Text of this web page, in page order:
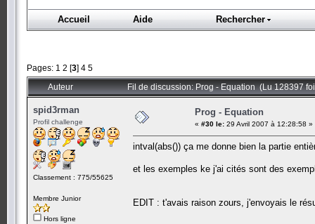
Accueil Aide Rechercher
Pages: 1 2 [3] 4 5
Auteur Fil de discussion: Prog - Equation (Lu 128397
spid3rman
Profil challenge
Classement : 775/55625
Membre Junior
Hors ligne
Prog - Equation
« #30 le: 29 Avril 2007 à 12:28:58 »
intval(abs()) ça me donne bien la partie
et les exemples ke j'ai cités sont des
EDIT : t'avais raison zours, j'envoyais le